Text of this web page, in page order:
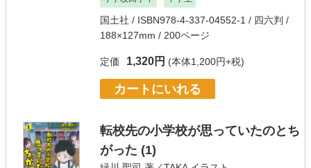
国土社 / ISBN978-4-337-04552-1 / 四六判 /
188×127mm / 200ページ
定価 1,320円 (本体1,200円+税)
カートにいれる
転校先の小学校が思っていたのとち
がった (1)